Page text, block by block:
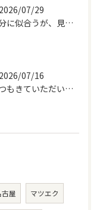
2026/07/29
自分に似合うが、見つかる。
2026/07/16
いつもきていただいてるお客様♡
古屋 マツエク